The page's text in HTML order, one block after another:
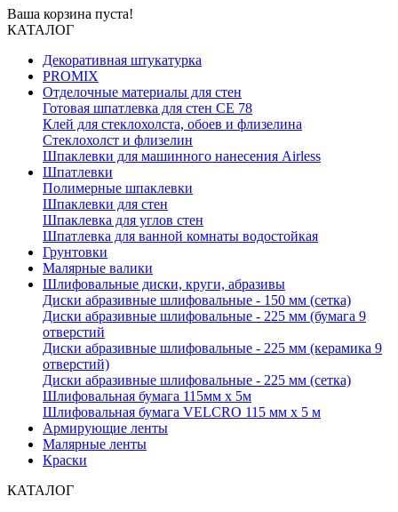
Ваша корзина пуста!
КАТАЛОГ
Декоративная штукатурка
PROMIX
Отделочные материалы для стен
Готовая шпатлевка для стен CE 78
Клей для стеклохолста, обоев и флизелина
Стеклохолст и флизелин
Шпаклевки для машинного нанесения Airless
Шпатлевки
Полимерные шпаклевки
Шпаклевки для стен
Шпаклевка для углов стен
Шпатлевка для ванной комнаты водостойкая
Грунтовки
Малярные валики
Шлифовальные диски, круги, абразивы
Диски абразивные шлифовальные - 150 мм (сетка)
Диски абразивные шлифовальные - 225 мм (бумага 9
отверстий
Диски абразивные шлифовальные - 225 мм (керамика 9
отверстий)
Диски абразивные шлифовальные - 225 мм (сетка)
Шлифовальная бумага 115мм х 5м
Шлифовальная бумага VELCRO 115 мм х 5 м
Армирующие ленты
Малярные ленты
Краски
КАТАЛОГ